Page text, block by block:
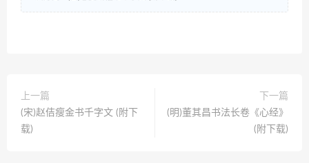
上一篇
(宋)赵佶瘦金书千字文 (附下
载)
下一篇
(明)董其昌书法长卷《心经》
(附下载)